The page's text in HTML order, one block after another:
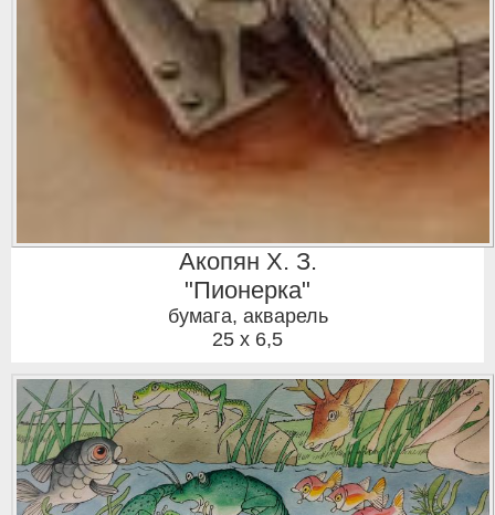
Акопян Х. З.
"Пионерка"
бумага, акварель
25 x 6,5